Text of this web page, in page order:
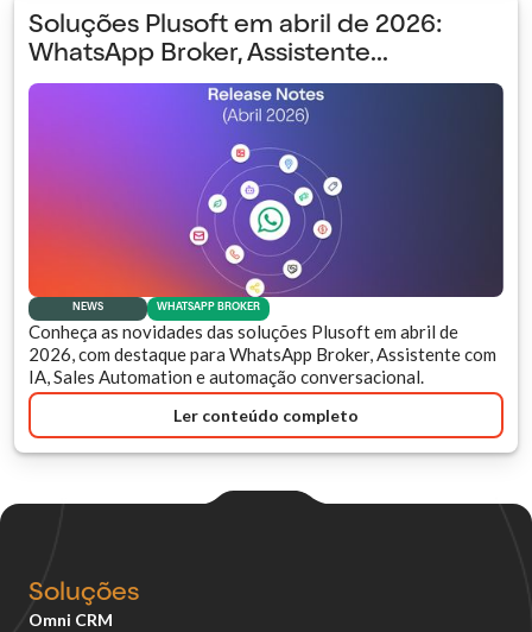
Soluções Plusoft em abril de 2026:
WhatsApp Broker, Assistente...
NEWS WHATSAPP BROKER
Conheça as novidades das soluções Plusoft em abril de
2026, com destaque para WhatsApp Broker, Assistente com
IA, Sales Automation e automação conversacional.
Ler conteúdo completo
Soluções
Omni CRM